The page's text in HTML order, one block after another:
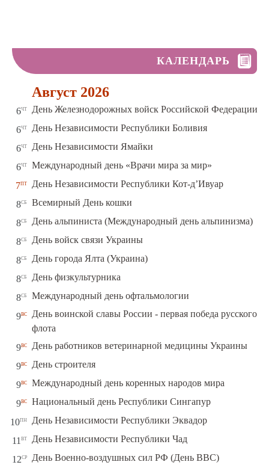
КАЛЕНДАРЬ
Август 2026
6чт День Железнодорожных войск Российской Федерации
6чт День Независимости Республики Боливия
6чт День Независимости Ямайки
6чт Международный день «Врачи мира за мир»
7пт День Независимости Республики Кот-д’Ивуар
8сб Всемирный День кошки
8сб День альпиниста (Международный день альпинизма)
8сб День войск связи Украины
8сб День города Ялта (Украина)
8сб День физкультурника
8сб Международный день офтальмологии
9вс
День воинской славы России - первая победа русского
флота
9вс День работников ветеринарной медицины Украины
9вс День строителя
9вс Международный день коренных народов мира
9вс Национальный день Республики Сингапур
10пн День Независимости Республики Эквадор
11 вт День Независимости Республики Чад
12ср День Военно-воздушных сил РФ (День ВВС)